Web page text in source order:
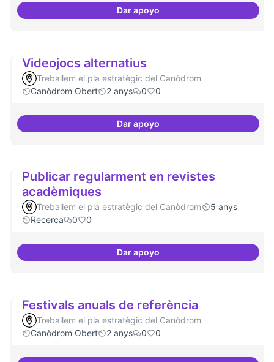
Dar apoyoPresència internacional
Videojocs alternatius
Treballem el pla estratègic del Canòdrom
Canòdrom Obert
2 anys 0 0
Dar apoyoVideojocs alternatius
Publicar regularment en revistes
acadèmiques
Treballem el pla estratègic del Canòdrom
5 anys
Recerca
0 0
Dar apoyoPublicar regularment en
Festivals anuals de referència
Treballem el pla estratègic del Canòdrom
Canòdrom Obert
2 anys 0 0